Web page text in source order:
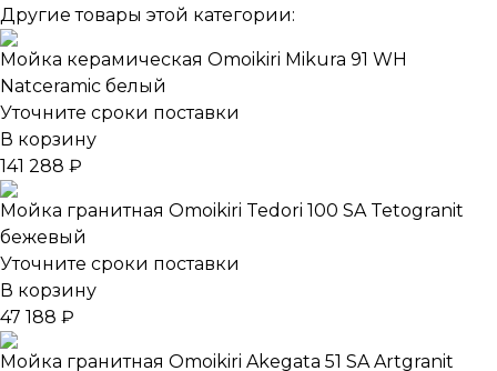
Другие товары этой категории:
Мойка керамическая Omoikiri Mikura 91 WH
Natceramic белый
Уточните сроки поставки
В корзину
141 288 ₽
Мойка гранитная Omoikiri Tedori 100 SA Tetogranit
бежевый
Уточните сроки поставки
В корзину
47 188 ₽
Мойка гранитная Omoikiri Akegata 51 SA Artgranit